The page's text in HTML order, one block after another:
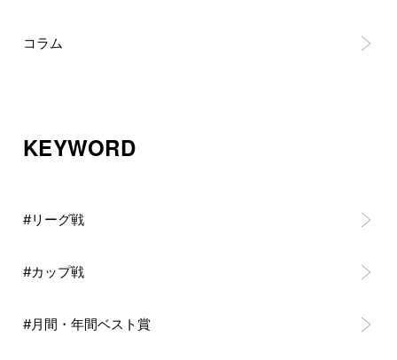
コラム
KEYWORD
#リーグ戦
#カップ戦
#月間・年間ベスト賞